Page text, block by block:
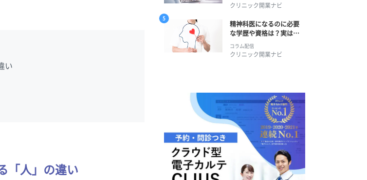
い
「人」の違い
クリニック開業ナビ
精神科医になるのに必要
な学歴や資格は？実は学
士編入学からでも目指せ
る！
コラム配信
クリニック開業ナビ